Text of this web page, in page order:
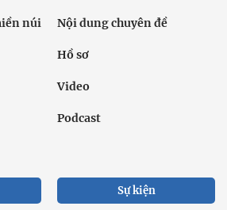
núi Nội dung chuyên đề
Hồ sơ
Video
Podcast
Sự kiện